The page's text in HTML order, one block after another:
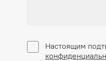
Настоящим